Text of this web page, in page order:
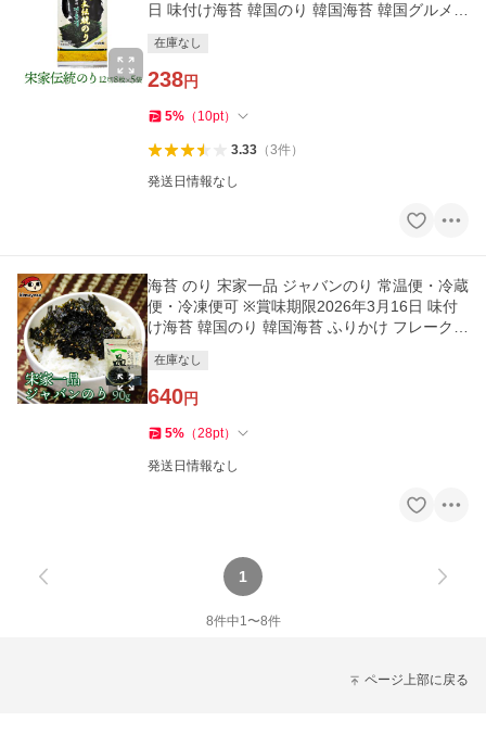
日 味付け海苔 韓国のり 韓国海苔 韓国グルメ
在庫なし
238円
5% （ 10pt）
3.33（3件）
発送日情報なし
海苔 のり 宋家一品 ジャバンのり 常温便・冷蔵
便・冷凍便可 ※賞味期限2026年3月16日 味付
け海苔 韓国のり 韓国海苔 ふりかけ フレーク
在庫なし
640円
5% （28pt）
発送日情報なし
1
8件中1〜8件
ページ上部に戻る